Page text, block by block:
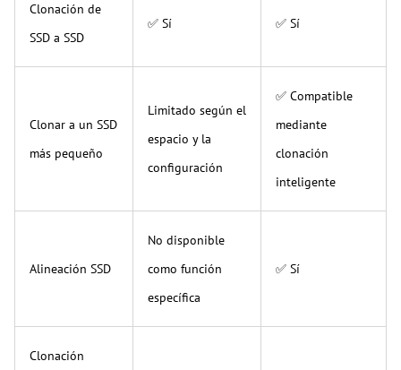
Clonación de
SSD a SSD
✅ Sí ✅ Sí
Clonar a un SSD
más pequeño
Limitado según el
espacio y la
configuración
✅ Compatible
mediante
clonación
inteligente
Alineación SSD
No disponible
como función
específica
✅ Sí
Clonación